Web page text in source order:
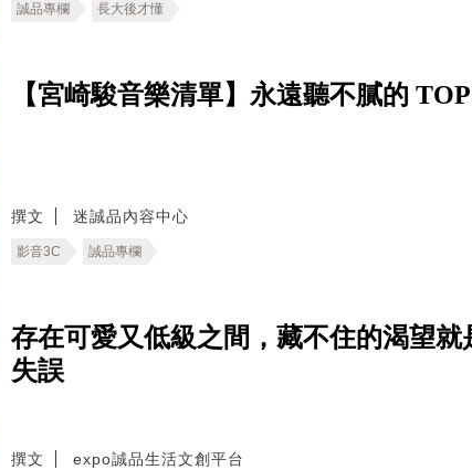
誠品專欄 長大後才懂
【宮崎駿音樂清單】永遠聽不膩的
撰文 迷誠品內容中心
影音3C 誠品專欄
存在可愛又低級之間，藏不住的渴望
失誤
撰文 expo誠品生活文創平台